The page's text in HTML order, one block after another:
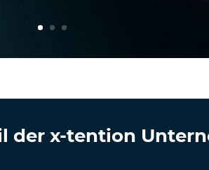
der x-tention